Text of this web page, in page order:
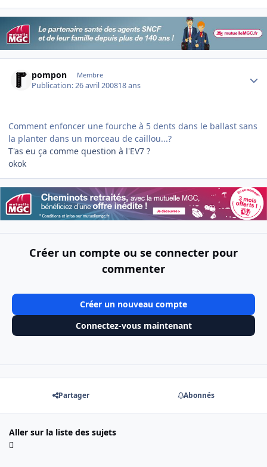
pompon Membre
Publication:26 avril 200818 ans
Comment enfoncer une fourche à 5 dents dans le ballast sans
la planter dans un morceau de caillou...?
T'as eu ça comme question à l'EV7 ?
okok
Créer un compte ou se connecter pour
commenter
Créer un nouveau compte
Connectez-vous maintenant
Partager Abonnés
Aller sur la liste des sujets